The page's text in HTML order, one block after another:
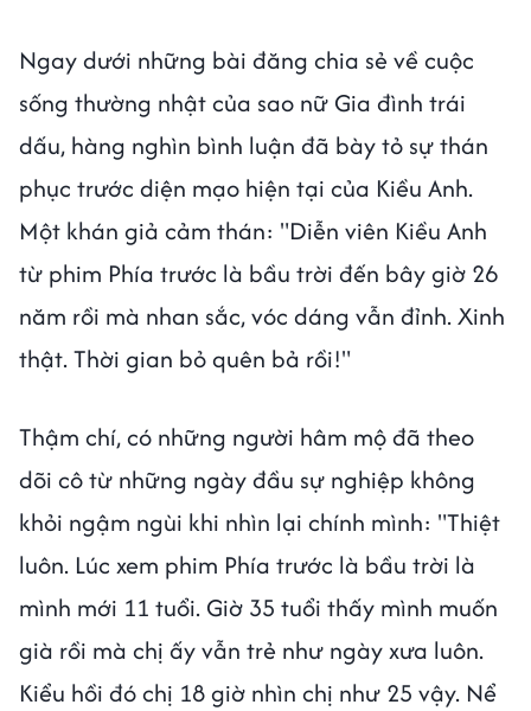
Ngay dưới những bài đăng chia sẻ về cuộc
sống thường nhật của sao nữ Gia đình trái
dấu, hàng nghìn bình luận đã bày tỏ sự thán
phục trước diện mạo hiện tại của Kiều Anh.
Một khán giả cảm thán: "Diễn viên Kiều Anh
từ phim Phía trước là bầu trời đến bây giờ 26
năm rồi mà nhan sắc, vóc dáng vẫn đỉnh. Xinh
thật. Thời gian bỏ quên bả rồi!"
Thậm chí, có những người hâm mộ đã theo
dõi cô từ những ngày đầu sự nghiệp không
khỏi ngậm ngùi khi nhìn lại chính mình: "Thiệt
luôn. Lúc xem phim Phía trước là bầu trời là
mình mới 11 tuổi. Giờ 35 tuổi thấy mình muốn
già rồi mà chị ấy vẫn trẻ như ngày xưa luôn.
Kiểu hồi đó chị 18 giờ nhìn chị như 25 vậy. Nể